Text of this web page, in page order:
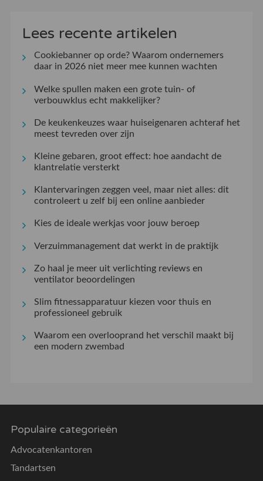
Lees recente artikelen
Cookiebanner op orde? Waarom ondernemers
daar in 2026 niet meer mee kunnen wachten
Welke spullen maken een grote tuin- of
verbouwklus echt makkelijker?
De keukenkeuzes waar huiseigenaren achteraf het
meest tevreden over zijn
Kleine gebaren, groot effect: hoe aandacht de
klantrelatie versterkt
Klantervaringen zeggen veel, maar niet alles: dit
controleert u zelf bij een online aanbieder
Kies de ideale werkjas voor jouw beroep
Verzuimmanagement dat werkt in de praktijk
Zo haal je meer uit verlichting reviews en
ventilator beoordelingen
Slim fitnessapparatuur kiezen voor thuis en
professioneel gebruik
Waarom een overlooprand het verschil maakt bij
een modern zwembad
Populaire categorieën
Advocatenkantoren
Tandartsen